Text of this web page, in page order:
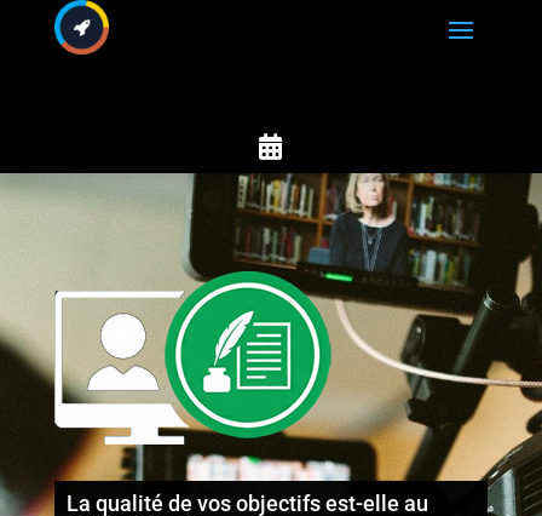

La qualité de vos objectifs est-elle au